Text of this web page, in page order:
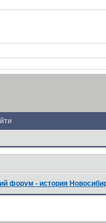
форум - история